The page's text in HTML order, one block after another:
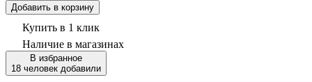
Добавить в корзину
Купить в 1 клик
Наличие в магазинах
В избранное
18 человек добавили